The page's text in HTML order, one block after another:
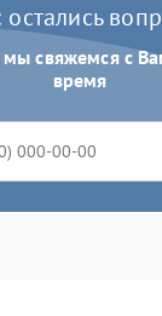
остались
мы свяжемся с
время